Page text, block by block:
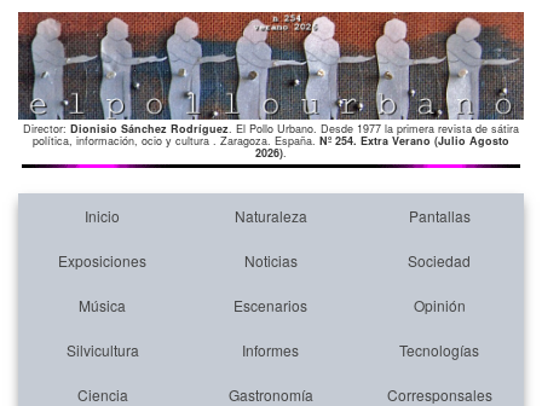
Director: Dionisio Sánchez Rodríguez. El Pollo Urbano. Desde 1977 la primera revista de sátira
política, información, ocio y cultura . Zaragoza. España. Nº 254. Extra Verano (Julio Agosto
2026).
Inicio Naturaleza Pantallas
Exposiciones Noticias Sociedad
Música Escenarios Opinión
Silvicultura Informes Tecnologías
Ciencia Gastronomía Corresponsales